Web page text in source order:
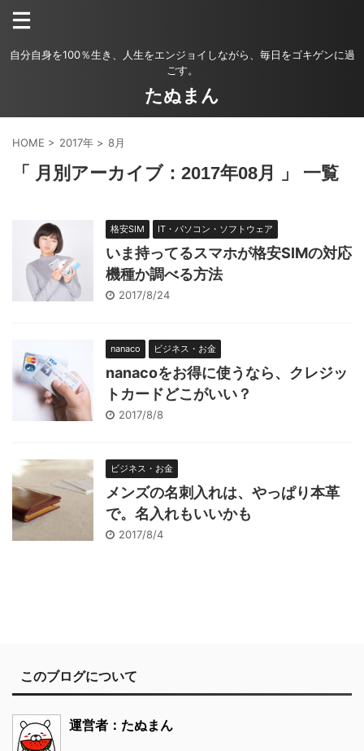
自分自身を100％生き、人生をエンジョイしながら、毎日をゴキゲンに過
ごす。
たぬまん
HOME > 2017年 > 8月
「 月別アーカイブ：2017年08月 」 一覧
格安SIM IT・パソコン・ソフトウェア
いま持ってるスマホが格安SIMの対応
機種か調べる方法
2017/8/24
nanaco ビジネス・お金
nanacoをお得に使うなら、クレジッ
トカードどこがいい？
2017/8/8
ビジネス・お金
メンズの名刺入れは、やっぱり本革
で。名入れもいいかも
2017/8/4
このブログについて
運営者：たぬまん